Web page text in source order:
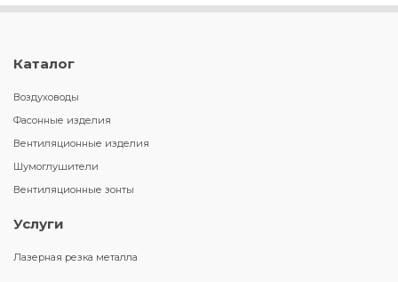
Каталог
Воздуховоды
Фасонные изделия
Вентиляционные изделия
Шумоглушители
Вентиляционные зонты
Услуги
Лазерная резка металла